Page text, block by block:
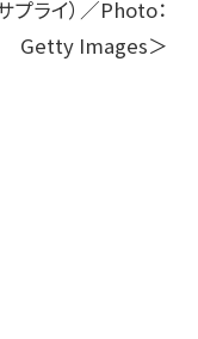
プライ）／Photo：
Getty Images＞